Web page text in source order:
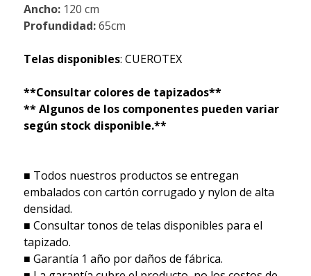
Ancho:120 cm
Profundidad:65cm
Telas disponibles: CUEROTEX
**Consultar colores de tapizados**
** Algunos de los componentes pueden variar
según stock disponible.**
■ Todos nuestros productos se entregan
embalados con cartón corrugado y nylon de alta
densidad.
■ Consultar tonos de telas disponibles para el
tapizado.
■ Garantía 1 año por daños de fábrica.